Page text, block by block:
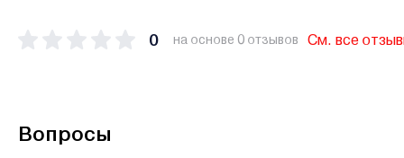
0 на основе 0 отзывов См. все
Вопросы